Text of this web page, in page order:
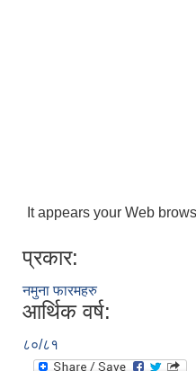
It appears your Web
प्रकार:
नमुना फारमहरु
आर्थिक वर्ष:
८०/८१